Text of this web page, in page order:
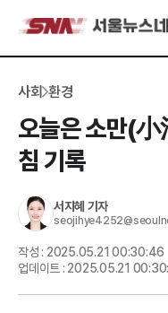
사회 환경
오늘은 소만(
침 기록
서지혜 기자
작성 : 2025.05.21 00:30:46
업데이트 : 2025.05.21